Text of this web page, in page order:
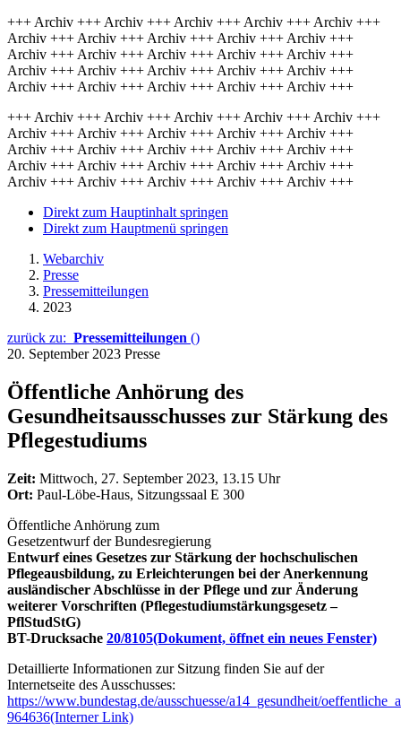
+++ Archiv +++ Archiv +++ Archiv +++ Archiv +++ Archiv +++
Archiv +++ Archiv +++ Archiv +++ Archiv +++ Archiv +++
Archiv +++ Archiv +++ Archiv +++ Archiv +++ Archiv +++
Archiv +++ Archiv +++ Archiv +++ Archiv +++ Archiv +++
Archiv +++ Archiv +++ Archiv +++ Archiv +++ Archiv +++
+++ Archiv +++ Archiv +++ Archiv +++ Archiv +++ Archiv +++
Archiv +++ Archiv +++ Archiv +++ Archiv +++ Archiv +++
Archiv +++ Archiv +++ Archiv +++ Archiv +++ Archiv +++
Archiv +++ Archiv +++ Archiv +++ Archiv +++ Archiv +++
Archiv +++ Archiv +++ Archiv +++ Archiv +++ Archiv +++
Direkt zum Hauptinhalt springen
Direkt zum Hauptmenü springen
Webarchiv
Presse
Pressemitteilungen
2023
zurück zu: Pressemitteilungen ()
20. September 2023 Presse
Öffentliche Anhörung des
Gesundheitsausschusses zur Stärkung des
Pflegestudiums
Zeit: Mittwoch, 27. September 2023, 13.15 Uhr
Ort: Paul-Löbe-Haus, Sitzungssaal E 300
Öffentliche Anhörung zum
Gesetzentwurf der Bundesregierung
Entwurf eines Gesetzes zur Stärkung der hochschulischen
Pflegeausbildung, zu Erleichterungen bei der Anerkennung
ausländischer Abschlüsse in der Pflege und zur Änderung
weiterer Vorschriften (Pflegestudiumstärkungsgesetz –
PflStudStG)
BT-Drucksache 20/8105(Dokument, öffnet ein neues Fenster)
Detaillierte Informationen zur Sitzung finden Sie auf der
Internetseite des Ausschusses:
https://www.bundestag.de/ausschuesse/a14_gesundheit/
964636(Interner Link)